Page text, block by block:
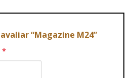
“Magazine M24”
*